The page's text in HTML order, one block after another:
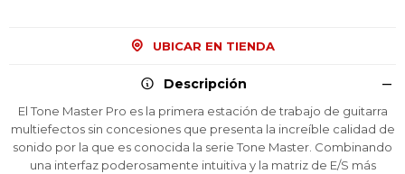
UBICAR EN TIENDA
Descripción
El Tone Master Pro es la primera estación de trabajo de guitarra
multiefectos sin concesiones que presenta la increíble calidad de
sonido por la que es conocida la serie Tone Master. Combinando
una interfaz poderosamente intuitiva y la matriz de E/S más